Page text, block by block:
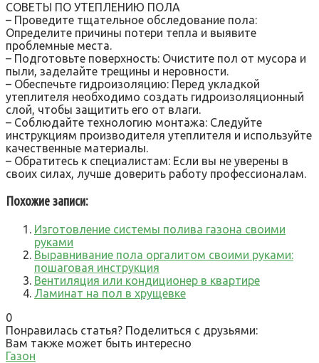
СОВЕТЫ ПО УТЕПЛЕНИЮ ПОЛА
– Проведите тщательное обследование пола:
Определите причины потери тепла и выявите
проблемные места.
– Подготовьте поверхность: Очистите пол от мусора и
пыли, заделайте трещины и неровности.
– Обеспечьте гидроизоляцию: Перед укладкой
утеплителя необходимо создать гидроизоляционный
слой, чтобы защитить его от влаги.
– Соблюдайте технологию монтажа: Следуйте
инструкциям производителя утеплителя и используйте
качественные материалы.
– Обратитесь к специалистам: Если вы не уверены в
своих силах, лучше доверить работу профессионалам.
Похожие записи:
Изготовление системы полива газона своими
руками
Выравнивание пола оргалитом своими руками:
пошаговая инструкция
Вентиляция или кондиционер в квартире
Ламинат на пол в хрущевке
0
Понравилась статья? Поделиться с друзьями:
Вам также может быть интересно
Газон